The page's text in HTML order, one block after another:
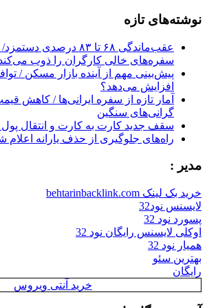
نوشته‌های تازه
عقب‌ماندگی ۶۸ تا ۸۳ درصدی
سفره‌های خالی کارگران را ذوب
پیش‌بینی مهم از آینده بازار مسکن /
افزایش می‌دهد؟
آمار تازه از سفره ایرانی‌ها / کاهش
گرانی‌های سنگین
سقف جدید کارت به کارت و انتقال پول
راه‌های جلوگیری از حذف یارانه اعلام
مدیر :
خرید بک لینک behtarinbacklink.com
لایسنس نود32
پسورد نود 32
اوکلی لایسنس رایگان نود 32
همیار نود 32
بهترین سئو
رایگان
خرید آنتی ویروس